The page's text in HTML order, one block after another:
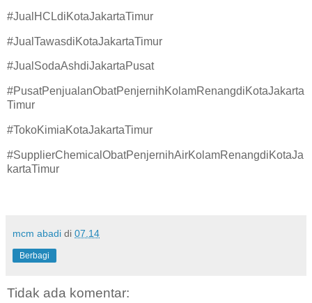
#JualHCLdiKotaJakartaTimur
#JualTawasdiKotaJakartaTimur
#JualSodaAshdiJakartaPusat
#PusatPenjualanObatPenjernihKolamRenangdiKotaJakarta
Timur
#TokoKimiaKotaJakartaTimur
#SupplierChemicalObatPenjernihAirKolamRenangdiKotaJa
kartaTimur
mcm abadi di 07.14
Berbagi
Tidak ada komentar: